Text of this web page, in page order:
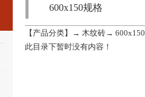
600x150规格
【 产品分类】→ 木纹砖→
此目录下暂时没有内容！